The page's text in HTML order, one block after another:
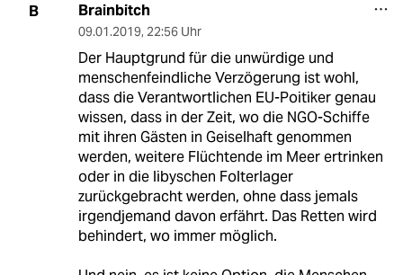
B Brainbitch
09.01.2019, 22:56 Uhr
Der Hauptgrund für die unwürdige und
menschenfeindliche Verzögerung ist wohl,
dass die Verantwortlichen EU-Poitiker genau
wissen, dass in der Zeit, wo die NGO-Schiffe
mit ihren Gästen in Geiselhaft genommen
werden, weitere Flüchtende im Meer ertrinken
oder in die libyschen Folterlager
zurückgebracht werden, ohne dass jemals
irgendjemand davon erfährt. Das Retten wird
behindert, wo immer möglich.